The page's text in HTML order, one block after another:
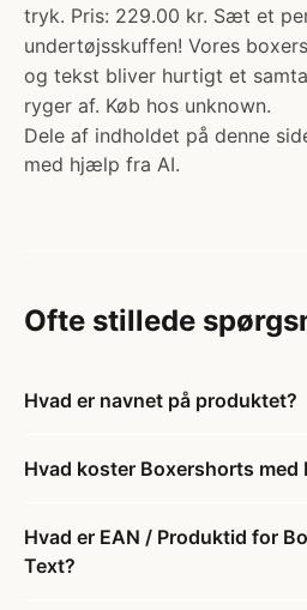
tryk. Pris: 229.00 kr. Sæt et
undertøjsskuffen! Vores
og tekst bliver hurtigt et
ryger af. Køb hos unknown.
Dele af indholdet på denne
med hjælp fra AI.
Ofte stillede
Hvad er navnet på produktet?
Hvad koster Boxershorts med
Hvad er EAN / Produktid for
Text?